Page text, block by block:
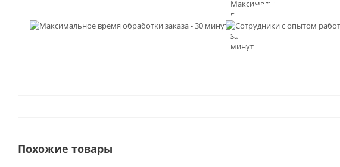
Максимальное
время
обработки
заказа - 30
минут
Похожие товары